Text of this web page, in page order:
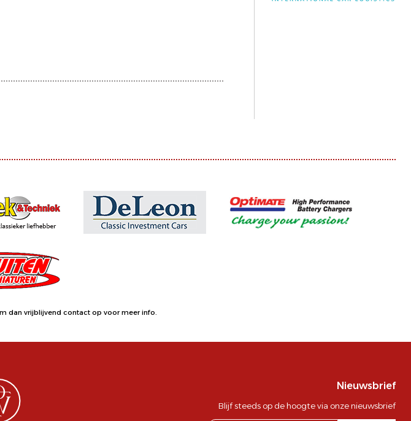
dan vrijblijvend contact op voor meer info.
Nieuwsbrief
Blijf steeds op de hoogte via onze nieuwsbrief